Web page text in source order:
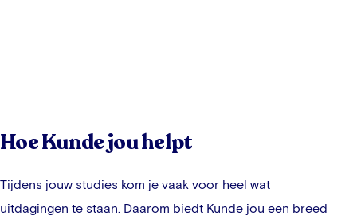
Hoe Kunde jou helpt
Tijdens jouw studies kom je vaak voor heel wat
uitdagingen te staan. Daarom biedt Kunde jou een breed